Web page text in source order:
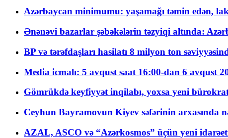
Azərbaycan minimumu: yaşamağı təmin edən,
Ənənəvi bazarlar şəbəkələrin təzyiqi altında:
BP və tərəfdaşları hasilatı 8 milyon ton
Media icmalı: 5 avqust saat 16:00-dan 6 avqust
Gömrükdə keyfiyyət inqilabı, yoxsa yeni
Ceyhun Bayramovun Kiyev səfərinin arxasında
AZAL, ASCO və “Azərkosmos” üçün yeni